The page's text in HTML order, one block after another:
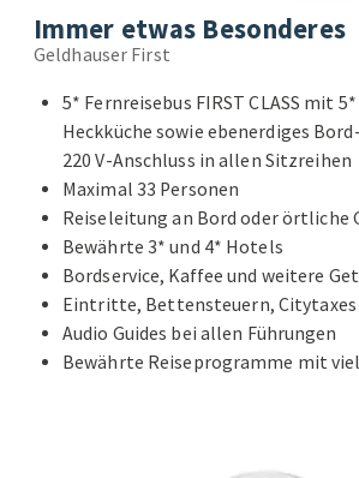
Immer etwas Besonderes
Geldhauser First
5* Fernreisebus FIRST CLASS mit
Heckküche sowie ebenerdiges
220 V-Anschluss in allen Sitzreihen
Maximal 33 Personen
Reiseleitung an Bord oder örtliche
Bewährte 3* und 4* Hotels
Bordservice, Kaffee und weitere
Eintritte, Bettensteuern, Citytaxes
Audio Guides bei allen Führungen
Bewährte Reiseprogramme mit